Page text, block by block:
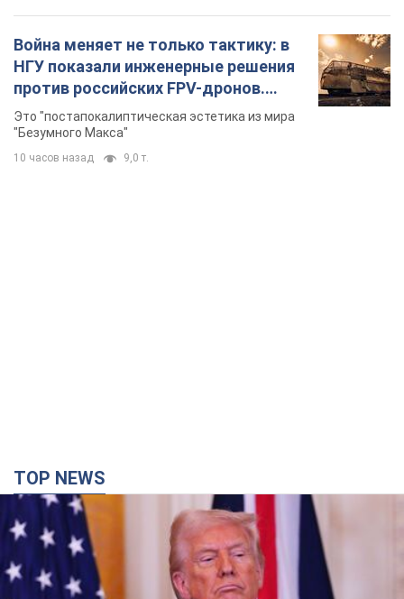
Война меняет не только тактику: в
НГУ показали инженерные решения
против российских FPV-дронов.
Фото
Это "постапокалиптическая эстетика из мира
"Безумного Макса"
10 часов назад 9,0 т.
TOP NEWS